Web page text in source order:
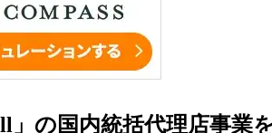
の国内統括代理店事業